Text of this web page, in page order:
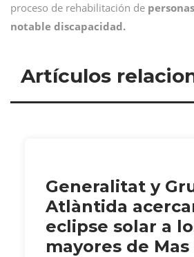
proceso de rehabilitación de
notable discapacidad.
Artículos
Generalitat y
Atlàntida
eclipse solar a
mayores de